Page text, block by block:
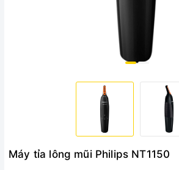
Máy tỉa lông mũi Philips NT1150